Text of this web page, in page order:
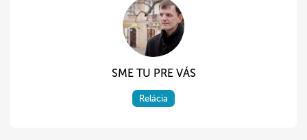
SME TU PRE VÁS
Relácia